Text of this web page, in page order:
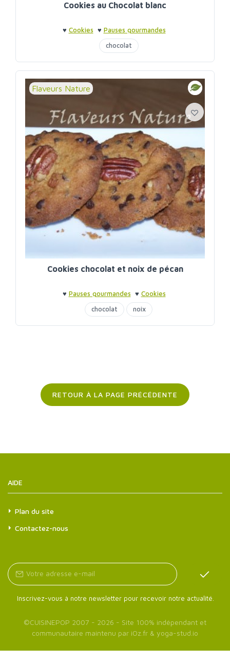
Cookies au Chocolat blanc
♥ Cookies ♥ Pauses gourmandes
chocolat
Flaveurs Nature
Cookies chocolat et noix de pécan
♥ Pauses gourmandes ♥ Cookies
chocolat
noix
RETOUR À LA PAGE PRÉCÉDENTE
AIDE
Plan du site
Contactez-nous
Inscrivez-vous à notre newsletter pour recevoir notre actualité.
©CUISINEPOP 2007 - 2026 - Site 100% indépendant et
communautaire maintenu par iOz.fr & yoga-stud.io